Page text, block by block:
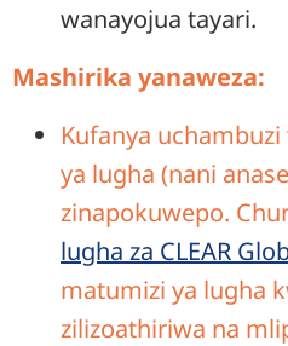
wanayojua tayari.
Mashirika yanaweza:
Kufanya
ya lugha (nani
zinapokuwepo.
lugha za CLEAR
matumizi ya lugha
zilizoathiriwa na